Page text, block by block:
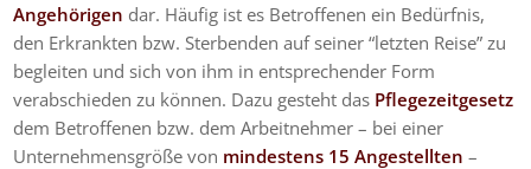
Angehörigen dar. Häufig ist es Betroffenen ein Bedürfnis,
den Erkrankten bzw. Sterbenden auf seiner “letzten Reise” zu
begleiten und sich von ihm in entsprechender Form
verabschieden zu können. Dazu gesteht das Pflegezeitgesetz
dem Betroffenen bzw. dem Arbeitnehmer – bei einer
Unternehmensgröße von mindestens 15 Angestellten –